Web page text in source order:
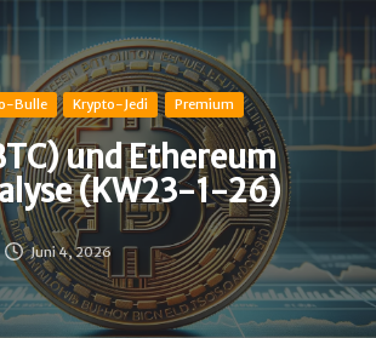
Bulle Krypto-Jedi Premium
und Ethereum
(KW23-1-26)
Juni 4, 2026